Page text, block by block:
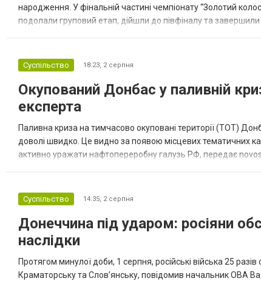
народження. У фінальній частині чемпіонату “Золотий
подолали груповий етап, дійшли до півфіналу та
Суспільство 18:23, 2 серпня
Окупований Донбас у паливній
експерта
Паливна криза на тимчасово окуповані території (ТОТ)
доволі швидко. Це видно за появою місцевих тематичних
активно уражати нафтопереробну галузь РФ, передає
Суспільство 14:35, 2 серпня
Донеччина під ударом: росіяни
наслідки
Протягом минулої доби, 1 серпня, російські війська 25
Краматорську та Слов’янську, повідомив начальник ОВА